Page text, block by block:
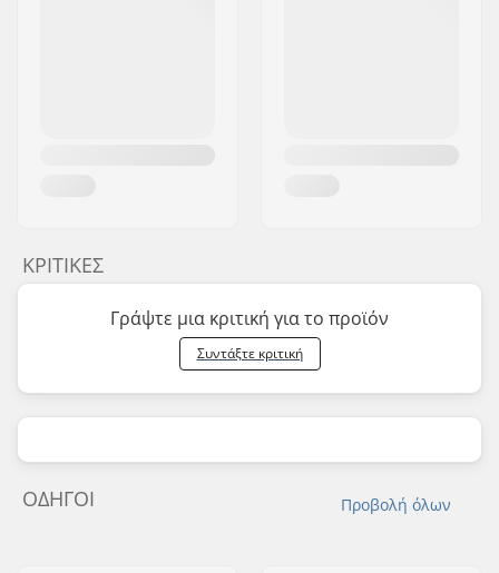
ΚΡΙΤΙΚΈΣ
Γράψτε μια κριτική για το προϊόν
Συντάξτε κριτική
Προβολή όλων
ΟΔΗΓΟΊ